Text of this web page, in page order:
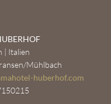
| Italien
Mühlbach
huberhof.com